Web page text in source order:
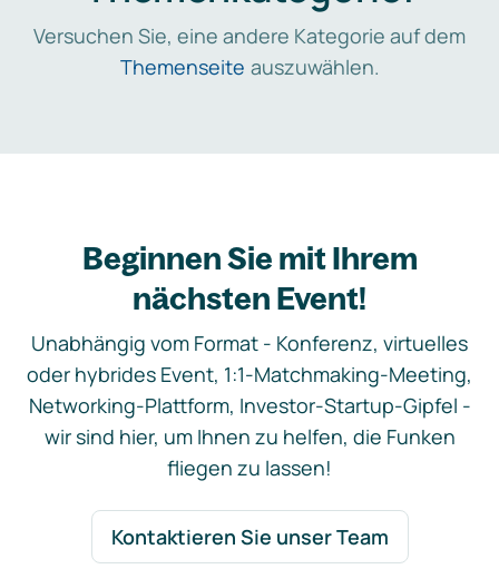
Versuchen Sie, eine andere Kategorie auf dem
Themenseite auszuwählen.
Beginnen Sie mit Ihrem
nächsten Event!
Unabhängig vom Format - Konferenz, virtuelles
oder hybrides Event, 1:1-Matchmaking-Meeting,
Networking-Plattform, Investor-Startup-Gipfel -
wir sind hier, um Ihnen zu helfen, die Funken
fliegen zu lassen!
Kontaktieren Sie unser Team